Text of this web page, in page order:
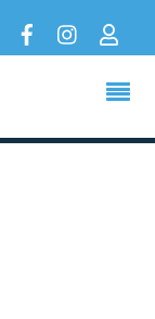
Twitter FacebookInstagram